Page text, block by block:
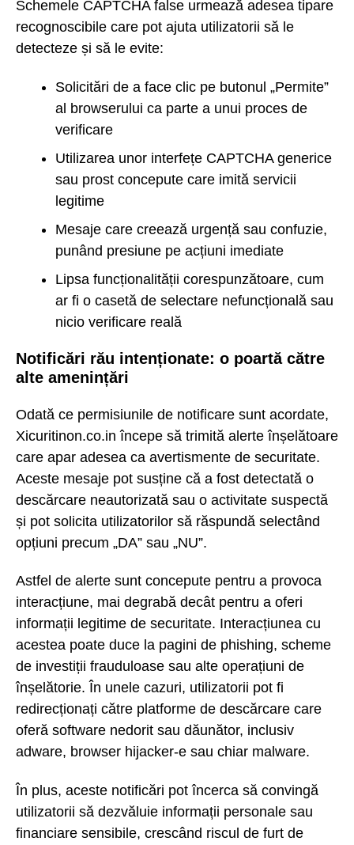
Schemele CAPTCHA false urmează adesea tipare
recognoscibile care pot ajuta utilizatorii să le
detecteze și să le evite:
Solicitări de a face clic pe butonul „Permite”
al browserului ca parte a unui proces de
verificare
Utilizarea unor interfețe CAPTCHA generice
sau prost concepute care imită servicii
legitime
Mesaje care creează urgență sau confuzie,
punând presiune pe acțiuni imediate
Lipsa funcționalității corespunzătoare, cum
ar fi o casetă de selectare nefuncțională sau
nicio verificare reală
Notificări rău intenționate: o poartă către
alte amenințări
Odată ce permisiunile de notificare sunt acordate,
Xicuritinon.co.in începe să trimită alerte înșelătoare
care apar adesea ca avertismente de securitate.
Aceste mesaje pot susține că a fost detectată o
descărcare neautorizată sau o activitate suspectă
și pot solicita utilizatorilor să răspundă selectând
opțiuni precum „DA” sau „NU”.
Astfel de alerte sunt concepute pentru a provoca
interacțiune, mai degrabă decât pentru a oferi
informații legitime de securitate. Interacțiunea cu
acestea poate duce la pagini de phishing, scheme
de investiții frauduloase sau alte operațiuni de
înșelătorie. În unele cazuri, utilizatorii pot fi
redirecționați către platforme de descărcare care
oferă software nedorit sau dăunător, inclusiv
adware, browser hijacker-e sau chiar malware.
În plus, aceste notificări pot încerca să convingă
utilizatorii să dezvăluie informații personale sau
financiare sensibile, crescând riscul de furt de